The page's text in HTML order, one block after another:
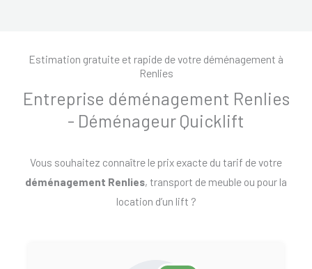
Estimation gratuite et rapide de votre déménagement à
Renlies
Entreprise déménagement Renlies
- Déménageur Quicklift
Vous souhaitez connaître le prix exacte du tarif de votre
déménagement Renlies, transport de meuble ou pour la
location d’un lift ?